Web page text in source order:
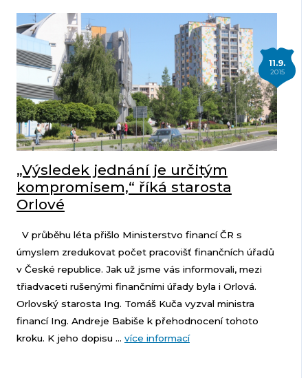
11.9.
2015
„Výsledek jednání je určitým
kompromisem,“ říká starosta
Orlové
V průběhu léta přišlo Ministerstvo financí ČR s
úmyslem zredukovat počet pracovišť finančních úřadů
v České republice. Jak už jsme vás informovali, mezi
třiadvaceti rušenými finančními úřady byla i Orlová.
Orlovský starosta Ing. Tomáš Kuča vyzval ministra
financí Ing. Andreje Babiše k přehodnocení tohoto
kroku. K jeho dopisu ... více informací